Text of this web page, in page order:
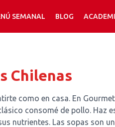
SEMANAL BLOG
Chilenas
como en casa. En
consomé de pollo. Haz
nutrientes. Las sopas son